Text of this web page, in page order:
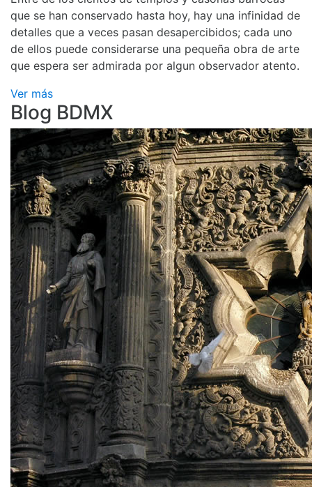
que se han conservado hasta hoy, hay una infinidad de
detalles que a veces pasan desapercibidos; cada uno
de ellos puede considerarse una pequeña obra de arte
que espera ser admirada por algun observador atento.
Ver más
Blog BDMX